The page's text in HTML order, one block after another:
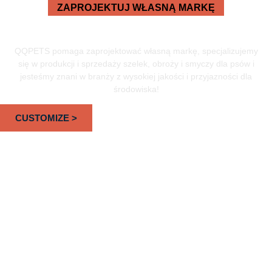
ZAPROJEKTUJ WŁASNĄ MARKĘ
QQPETS pomaga zaprojektować własną markę, specjalizujemy
się w produkcji i sprzedaży szelek, obroży i smyczy dla psów i
jesteśmy znani w branży z wysokiej jakości i przyjazności dla
środowiska!
CUSTOMIZE >